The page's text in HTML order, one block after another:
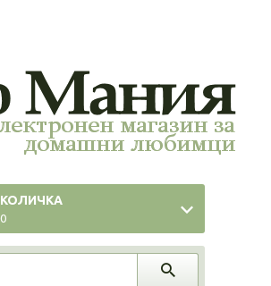
КОЛИЧКА
0